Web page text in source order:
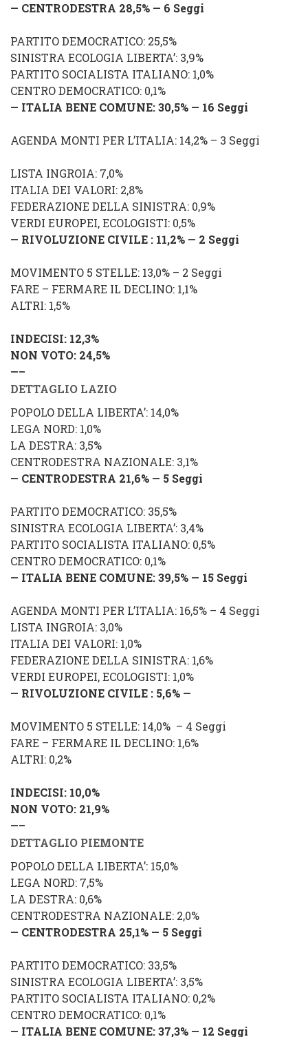
— CENTRODESTRA 28,5% — 6 Seggi
PARTITO DEMOCRATICO: 25,5%
SINISTRA ECOLOGIA LIBERTA’: 3,9%
PARTITO SOCIALISTA ITALIANO: 1,0%
CENTRO DEMOCRATICO: 0,1%
— ITALIA BENE COMUNE: 30,5% — 16 Seggi
AGENDA MONTI PER L’ITALIA: 14,2% – 3 Seggi
LISTA INGROIA: 7,0%
ITALIA DEI VALORI: 2,8%
FEDERAZIONE DELLA SINISTRA: 0,9%
VERDI EUROPEI, ECOLOGISTI: 0,5%
— RIVOLUZIONE CIVILE : 11,2% — 2 Seggi
MOVIMENTO 5 STELLE: 13,0% – 2 Seggi
FARE – FERMARE IL DECLINO: 1,1%
ALTRI: 1,5%
INDECISI: 12,3%
NON VOTO: 24,5%
—–
DETTAGLIO LAZIO
POPOLO DELLA LIBERTA’: 14,0%
LEGA NORD: 1,0%
LA DESTRA: 3,5%
CENTRODESTRA NAZIONALE: 3,1%
— CENTRODESTRA 21,6% — 5 Seggi
PARTITO DEMOCRATICO: 35,5%
SINISTRA ECOLOGIA LIBERTA’: 3,4%
PARTITO SOCIALISTA ITALIANO: 0,5%
CENTRO DEMOCRATICO: 0,1%
— ITALIA BENE COMUNE: 39,5% — 15 Seggi
AGENDA MONTI PER L’ITALIA: 16,5% – 4 Seggi
LISTA INGROIA: 3,0%
ITALIA DEI VALORI: 1,0%
FEDERAZIONE DELLA SINISTRA: 1,6%
VERDI EUROPEI, ECOLOGISTI: 1,0%
— RIVOLUZIONE CIVILE : 5,6% —
MOVIMENTO 5 STELLE: 14,0% – 4 Seggi
FARE – FERMARE IL DECLINO: 1,6%
ALTRI: 0,2%
INDECISI: 10,0%
NON VOTO: 21,9%
—–
DETTAGLIO PIEMONTE
POPOLO DELLA LIBERTA’: 15,0%
LEGA NORD: 7,5%
LA DESTRA: 0,6%
CENTRODESTRA NAZIONALE: 2,0%
— CENTRODESTRA 25,1% — 5 Seggi
PARTITO DEMOCRATICO: 33,5%
SINISTRA ECOLOGIA LIBERTA’: 3,5%
PARTITO SOCIALISTA ITALIANO: 0,2%
CENTRO DEMOCRATICO: 0,1%
— ITALIA BENE COMUNE: 37,3% — 12 Seggi